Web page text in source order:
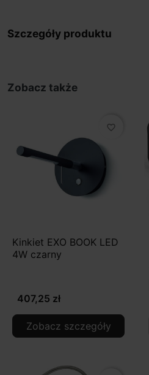
Szczegóły produktu
Zobacz także
favorite_border
Kinkiet EXO BOOK LED
4W czarny
407,25 zł
Zobacz szczegóły